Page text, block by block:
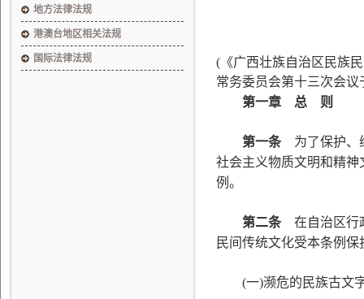
地方法律法规
港澳台地区相关法规
国际法律法规 ( 《广西壮族自治区民族
常务委员会第十三次会议
第一章 总 则
第一条为了保护、
社会主义物质文明和精
例。
第二条在自治区行
民间传统文化受本条例保
(一)濒危的民族古文